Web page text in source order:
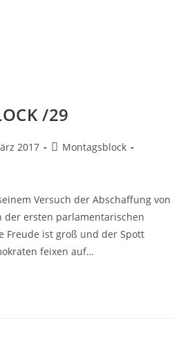
/29
2017
Montagsblock
Versuch der Abschaffung von
der ersten parlamentarischen
Freude ist groß und der Spott
feixen auf…